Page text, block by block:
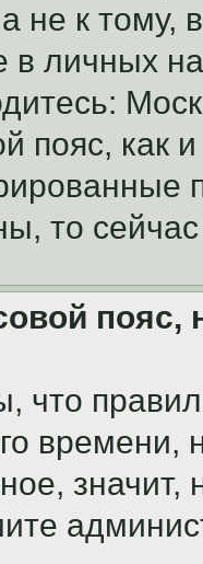
не к тому,
в личных
пояс, как
то
пояс,
что
значит,